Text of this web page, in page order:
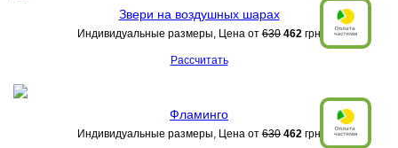
Звери на воздушных шарах
Индивидуальные размеры, Цена от 630 462 грн
Рассчитать
Фламинго
Индивидуальные размеры, Цена от 630 462 грн